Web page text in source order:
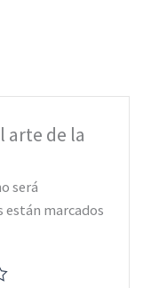
arte de la
será
marcados